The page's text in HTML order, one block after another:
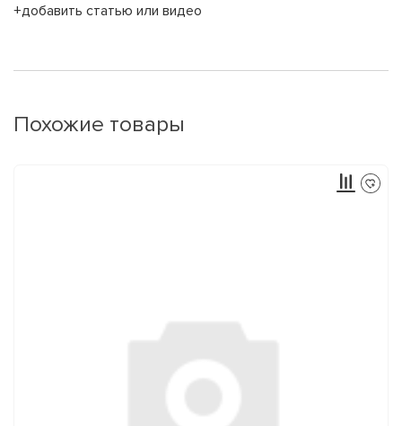
+добавить статью или видео
Похожие товары